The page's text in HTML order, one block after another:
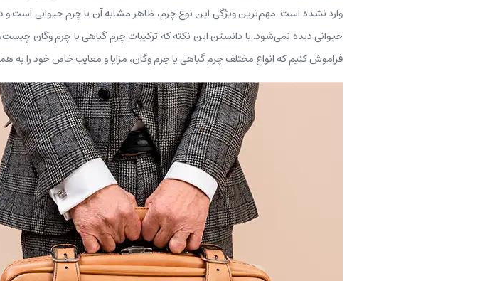
وارد نشده است. مهم‌ترین ویژگی این نوع چرم، ظاهر مشابه آن با چرم حیوانی است و
حیوانی دیده نمی‌شود. با دانستن این نکته که ترکیبات چرم گیاهی یا چرم وگان
فراموش کنیم که انواع مختلف چرم گیاهی یا چرم وگان، مزایا و معایب خاص خود را به